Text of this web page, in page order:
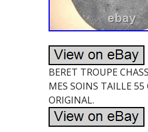
BERET TROUPE
MES SOINS TAILLE 55
ORIGINAL.